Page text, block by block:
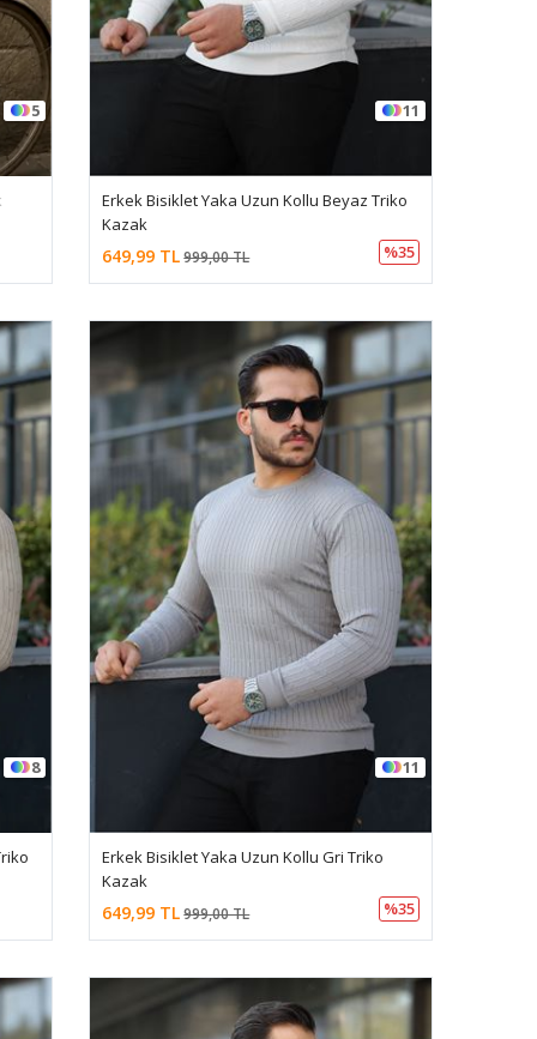
5 11
Erkek Bisiklet Yaka Uzun Kollu Beyaz Triko
Kazak
649,99 TL999,00 TL %35
8 11
Erkek Bisiklet Yaka Uzun Kollu Gri Triko
Kazak
649,99 TL999,00 TL %35